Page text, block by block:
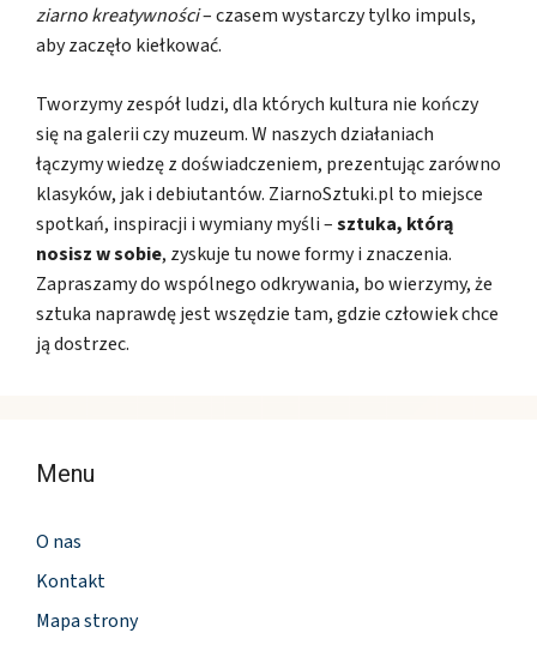
ziarno kreatywności– czasem wystarczy tylko impuls,
aby zaczęło kiełkować.
Tworzymy zespół ludzi, dla których kultura nie kończy
się na galerii czy muzeum. W naszych działaniach
łączymy wiedzę z doświadczeniem, prezentując zarówno
klasyków, jak i debiutantów. ZiarnoSztuki.pl to miejsce
spotkań, inspiracji i wymiany myśli –sztuka, którą
nosisz w sobie, zyskuje tu nowe formy i znaczenia.
Zapraszamy do wspólnego odkrywania, bo wierzymy, że
sztuka naprawdę jest wszędzie tam, gdzie człowiek chce
ją dostrzec.
Menu
O nas
Kontakt
Mapa strony